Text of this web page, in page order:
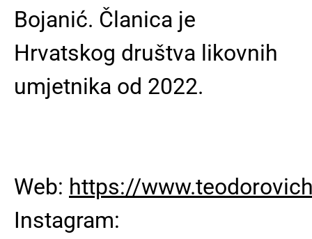
Bojanić. Članica je
Hrvatskog društva likovnih
umjetnika od 2022.
Web: https://
Instagram: